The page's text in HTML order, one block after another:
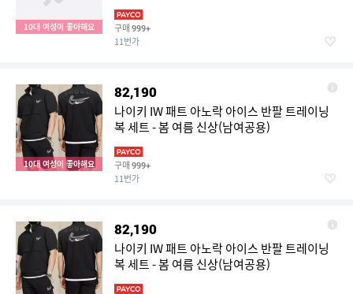
10대 여성이 좋아해요 구매 999+
11번가
10대 여성이 좋아해요
82,190
나이키 IW 패트 아노락 아이스 반팔 트레이닝
복 세트 - 봄 여름 신상(남여공용)
구매 999+
11번가
82,190
나이키 IW 패트 아노락 아이스 반팔 트레이닝
복 세트 - 봄 여름 신상(남여공용)